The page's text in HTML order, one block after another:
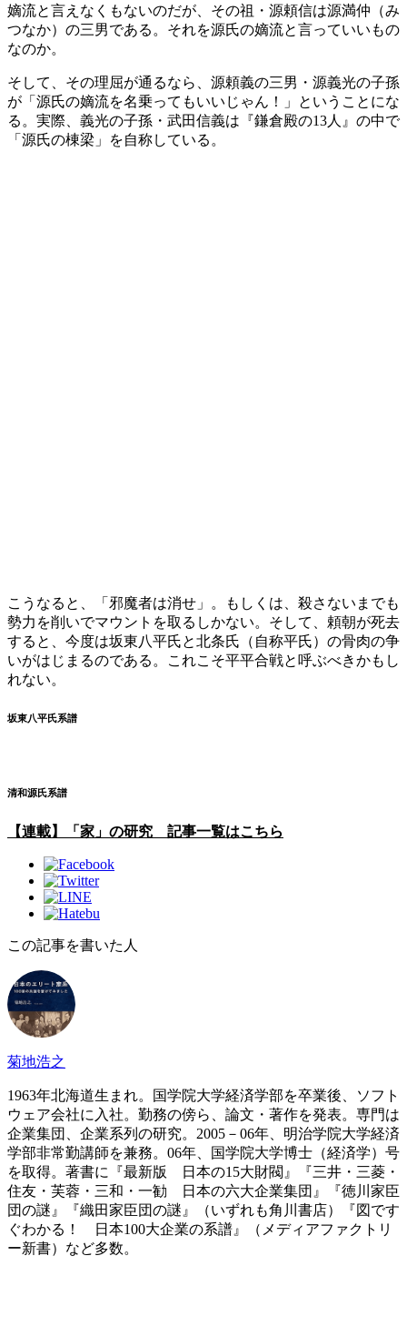
嫡流と言えなくもないのだが、その祖・源頼信は源満仲（み
つなか）の三男である。それを源氏の嫡流と言っていいもの
なのか。
そして、その理屈が通るなら、源頼義の三男・源義光の子孫
が「源氏の嫡流を名乗ってもいいじゃん！」ということにな
る。実際、義光の子孫・武田信義は『鎌倉殿の13人』の中で
「源氏の棟梁」を自称している。
こうなると、「邪魔者は消せ」。もしくは、殺さないまでも
勢力を削いでマウントを取るしかない。そして、頼朝が死去
すると、今度は坂東八平氏と北条氏（自称平氏）の骨肉の争
いがはじまるのである。これこそ平平合戦と呼ぶべきかもし
れない。
坂東八平氏系譜
清和源氏系譜
【連載】「家」の研究 記事一覧はこちら
この記事を書いた人
菊地浩之
1963年北海道生まれ。国学院大学経済学部を卒業後、ソフト
ウェア会社に入社。勤務の傍ら、論文・著作を発表。専門は
企業集団、企業系列の研究。2005－06年、明治学院大学経済
学部非常勤講師を兼務。06年、国学院大学博士（経済学）号
を取得。著書に『最新版 日本の15大財閥』『三井・三菱・
住友・芙蓉・三和・一勧 日本の六大企業集団』『徳川家臣
団の謎』『織田家臣団の謎』（いずれも角川書店）『図です
ぐわかる！ 日本100大企業の系譜』（メディアファクトリ
ー新書）など多数。